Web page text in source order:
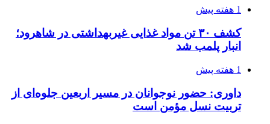
1 هفته پیش
کشف ۳۰ تن مواد غذایی غیربهداشتی در شاهرود؛
انبار پلمب شد
1 هفته پیش
داوری: حضور نوجوانان در مسیر اربعین جلوه‌ای از
تربیت نسل مؤمن است